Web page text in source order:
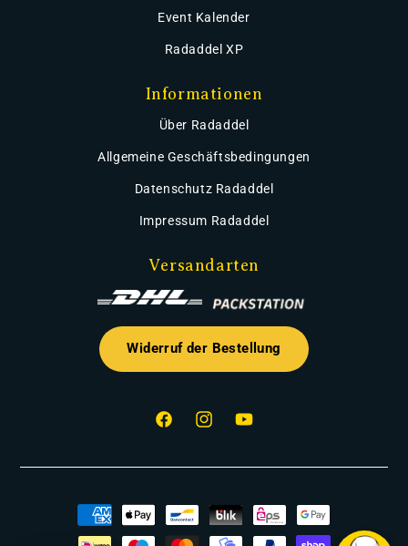
Event Kalender
Radaddel XP
Informationen
Über Radaddel
Allgemeine Geschäftsbedingungen
Datenschutz Radaddel
Impressum Radaddel
Versandarten
Widerruf der Bestellung
FacebookInstagramYouTube
Zahlungsmethoden